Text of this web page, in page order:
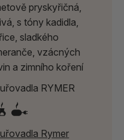
pryskyřičná,
s tóny kadidla,
sladkého
vzácných
a zimního koření
RYMER
Rymer